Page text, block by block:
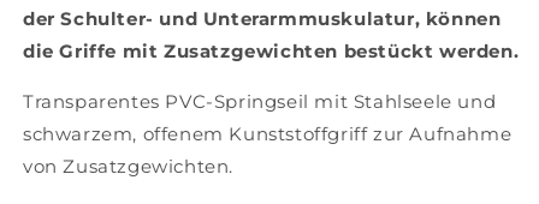
der Schulter- und Unterarmmuskulatur, können
die Griffe mit Zusatzgewichten bestückt werden.
Transparentes PVC-Springseil mit Stahlseele und
schwarzem, offenem Kunststoffgriff zur Aufnahme
von Zusatzgewichten.